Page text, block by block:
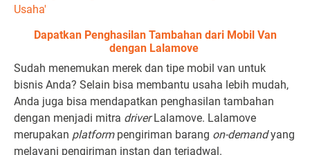
Usaha'
Dapatkan Penghasilan Tambahan dari Mobil Van
dengan Lalamove
Sudah menemukan merek dan tipe mobil van untuk
bisnis Anda? Selain bisa membantu usaha lebih mudah,
Anda juga bisa mendapatkan penghasilan tambahan
dengan menjadi mitra driverLalamove. Lalamove
merupakan platform pengiriman barang on-demandyang
melayani pengiriman instan dan terjadwal.